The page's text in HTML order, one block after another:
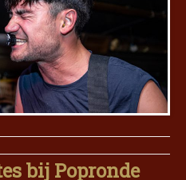
bij Popronde